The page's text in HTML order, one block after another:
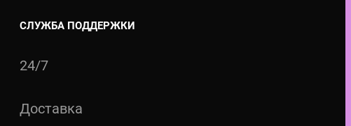
СЛУЖБА ПОДДЕРЖКИ
24/7
Доставка